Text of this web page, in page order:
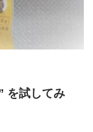
を試してみ